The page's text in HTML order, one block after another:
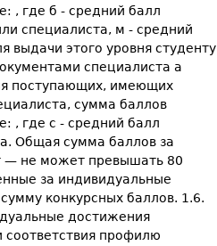
, где б - средний балл
специалиста, м - средний
выдачи этого уровня студенту
специалиста а
поступающих, имеющих
сумма баллов
, где с - средний балл
Общая сумма баллов за
— не может превышать 80
за индивидуальные
конкурсных баллов. 1.6.
достижения
соответствия профилю